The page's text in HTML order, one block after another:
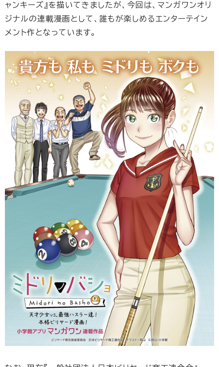
ャンキーズ』を描いてきましたが、今回は、マンガワンオリ
ジナルの連載漫画として、誰もが楽しめるエンターテイン
メント作となっています。